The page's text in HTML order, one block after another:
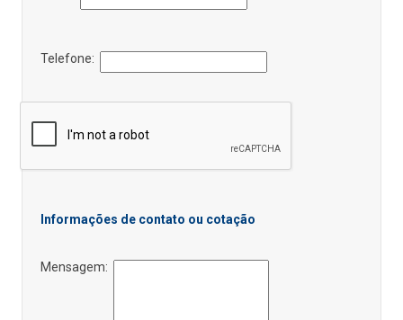
Telefone:
Informações de contato ou cotação
Mensagem: